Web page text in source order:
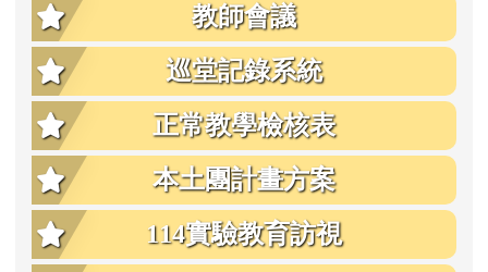
教師會議
巡堂記錄系統
正常教學檢核表
本土團計畫方案
114實驗教育訪視